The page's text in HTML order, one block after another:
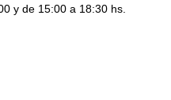
y de 15:00 a 18:30 hs.